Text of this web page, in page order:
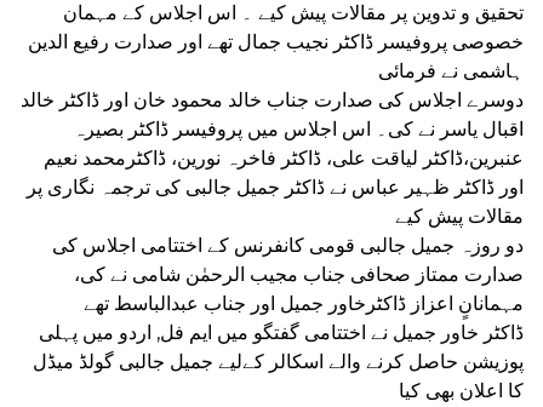
تحقیق و تدوین پر مقالات پیش کیے ۔ اس اجلاس کے مہمان
خصوصی پروفیسر ڈاکٹر نجیب جمال تھے اور صدارت رفیع الدین
ہاشمی نے فرمائی
دوسرے اجلاس کی صدارت جناب خالد محمود خان اور ڈاکٹر خالد
اقبال یاسر نے کی۔ اس اجلاس میں پروفیسر ڈاکٹر بصیرہ
عنبرین،ڈاکٹر لیاقت علی، ڈاکٹر فاخرہ نورین، ڈاکٹرمحمد نعیم
اور ڈاکٹر ظہیر عباس نے ڈاکٹر جمیل جالبی کی ترجمہ نگاری پر
مقالات پیش کیے
دو روزہ جمیل جالبی قومی کانفرنس کے اختتامی اجلاس کی
صدارت ممتاز صحافی جناب مجیب الرحمٰن شامی نے کی،
مہمانانٍ اعزاز ڈاکٹرخاور جمیل اور جناب عبدالباسط تھے
ڈاکٹر خاور جمیل نے اختتامی گفتگو میں ایم فل, اردو میں پہلی
پوزیشن حاصل کرنے والے اسکالر کےلیے جمیل جالبی گولڈ میڈل
کا اعلان بھی کیا